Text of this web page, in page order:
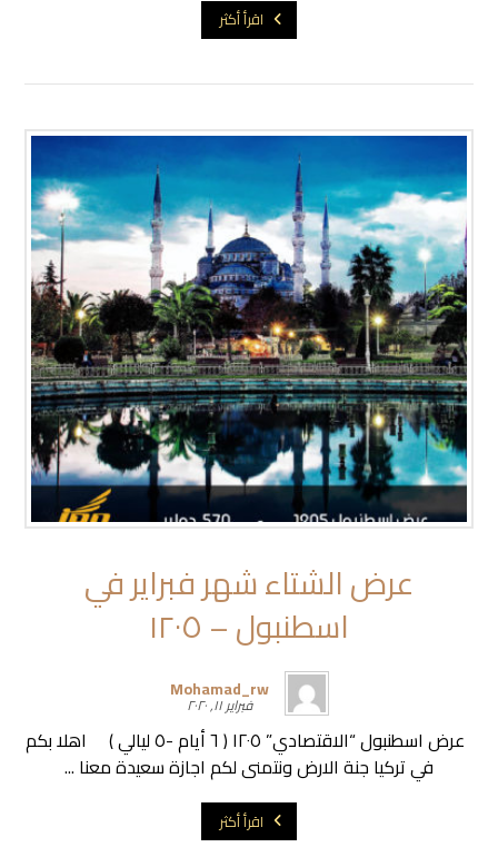
اقرأ أكثر
عرض الشتاء شهر فبراير في
اسطنبول – ١٢٠٥
Mohamad_rw
فبراير ١١, ٢٠٢٠
عرض اسطنبول “الاقتصادي” ١٢٠٥ ( ٦ أيام -٥ ليالي ) اهلا بكم
في تركيا جنة الارض ونتمنى لكم اجازة سعيدة معنا ...
اقرأ أكثر